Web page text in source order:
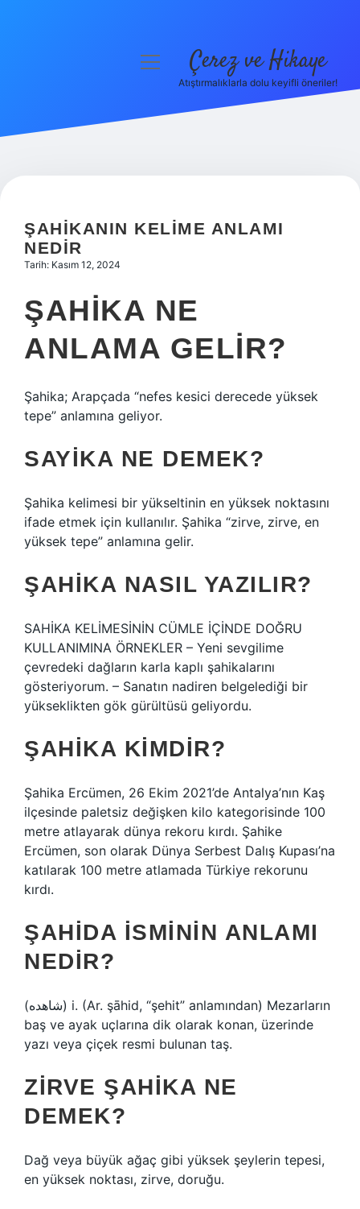
Hakkımızda
menüyü Çerez ve Hikaye
Atıştırmalıklarla dolu keyifli öneriler!
ŞAHIKANIN KELIME ANLAMI
NEDIR
Tarih: Kasım 12, 2024
ŞAHIKA NE
ANLAMA GELIR?
Şahika; Arapçada “nefes kesici derecede yüksek
tepe” anlamına geliyor.
SAYIKA NE DEMEK?
Şahika kelimesi bir yükseltinin en yüksek noktasını
ifade etmek için kullanılır. Şahika “zirve, zirve, en
yüksek tepe” anlamına gelir.
ŞAHIKA NASIL YAZILIR?
SAHİKA KELİMESİNİN CÜMLE İÇİNDE DOĞRU
KULLANIMINA ÖRNEKLER – Yeni sevgilime
çevredeki dağların karla kaplı şahikalarını
gösteriyorum. – Sanatın nadiren belgelediği bir
yükseklikten gök gürültüsü geliyordu.
ŞAHIKA KIMDIR?
Şahika Ercümen, 26 Ekim 2021’de Antalya’nın Kaş
ilçesinde paletsiz değişken kilo kategorisinde 100
metre atlayarak dünya rekoru kırdı. Şahike
Ercümen, son olarak Dünya Serbest Dalış Kupası’na
katılarak 100 metre atlamada Türkiye rekorunu
kırdı.
ŞAHIDA ISMININ ANLAMI
NEDIR?
(ﺷﺎﻫﺪﻩ) i. (Ar. şāhid, “şehit” anlamından) Mezarların
baş ve ayak uçlarına dik olarak konan, üzerinde
yazı veya çiçek resmi bulunan taş.
ZIRVE ŞAHIKA NE
DEMEK?
Dağ veya büyük ağaç gibi yüksek şeylerin tepesi,
en yüksek noktası, zirve, doruğu.